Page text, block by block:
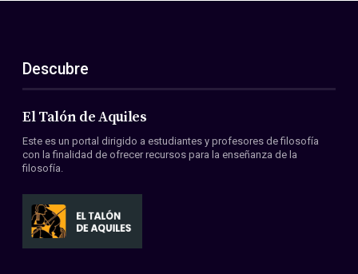
ES
EN
Acerca de nosotros
Miembros
Convenios
Descubre
El Talón de Aquiles
Este es un portal dirigido a estudiantes y profesores de filosofía
con la finalidad de ofrecer recursos para la enseñanza de la
filosofía.